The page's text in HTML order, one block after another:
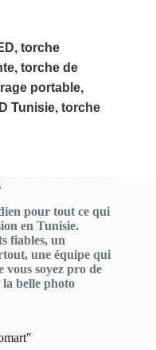
torche
torche de
portable,
Tunisie, torche
pour tout ce qui
en Tunisie.
fiables, un
une équipe qui
vous soyez pro de
la belle photo